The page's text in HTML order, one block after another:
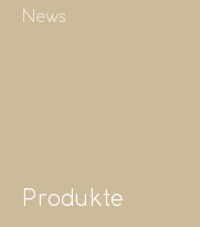
News
Produkte